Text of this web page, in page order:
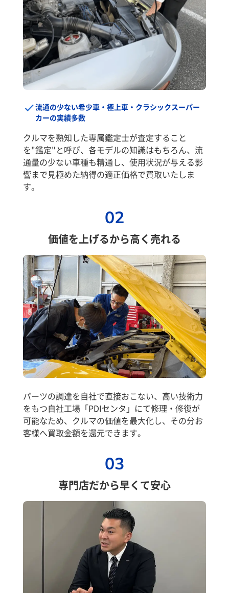
流通の少ない希少車・極上車・クラシックスーパー
カーの実績多数
クルマを熟知した専属鑑定士が査定すること
を"鑑定"と呼び、各モデルの知識はもちろん、流
通量の少ない車種も精通し、使用状況が与える影
響まで見極めた納得の適正価格で買取いたしま
す。
02
価値を上げるから高く売れる
パーツの調達を自社で直接おこない、高い技術力
をもつ自社工場「PDIセンタ」にて修理・修復が
可能なため、クルマの価値を最大化し、その分お
客様へ買取金額を還元できます。
03
専門店だから早くて安心